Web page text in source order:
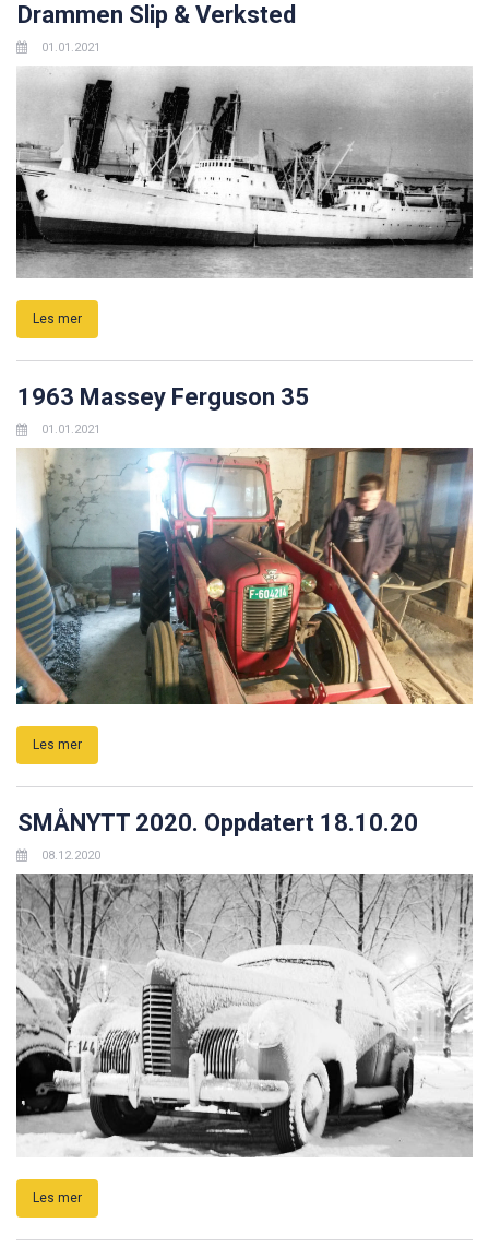
Drammen Slip & Verksted
01.01.2021
Les mer
1963 Massey Ferguson 35
01.01.2021
Les mer
SMÅNYTT 2020. Oppdatert 18.10.20
08.12.2020
Les mer